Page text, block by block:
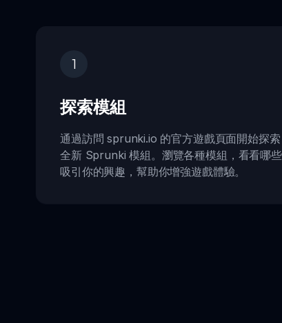
1
探索模組
通過訪問 sprunki.io 的官方遊戲頁面開始探索
全新 Sprunki 模組。瀏覽各種模組，看看哪些
吸引你的興趣，幫助你增強遊戲體驗。